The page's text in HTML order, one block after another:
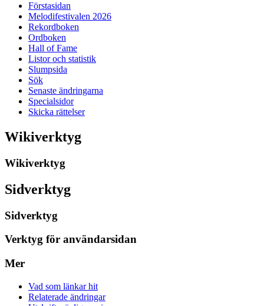
Förstasidan
Melodifestivalen 2026
Rekordboken
Ordboken
Hall of Fame
Listor och statistik
Slumpsida
Sök
Senaste ändringarna
Specialsidor
Skicka rättelser
Wikiverktyg
Wikiverktyg
Sidverktyg
Sidverktyg
Verktyg för användarsidan
Mer
Vad som länkar hit
Relaterade ändringar